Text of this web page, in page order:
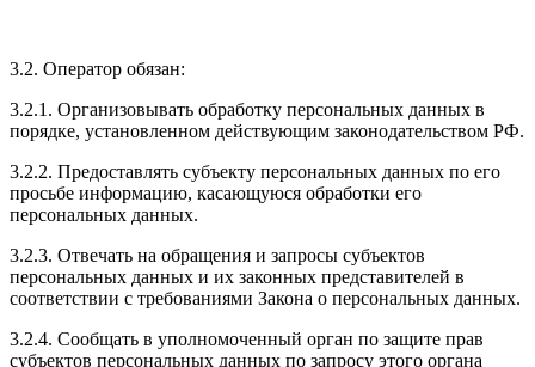
3.2. Оператор обязан:
3.2.1. Организовывать обработку персональных данных в
порядке, установленном действующим законодательством РФ.
3.2.2. Предоставлять субъекту персональных данных по его
просьбе информацию, касающуюся обработки его
персональных данных.
3.2.3. Отвечать на обращения и запросы субъектов
персональных данных и их законных представителей в
соответствии с требованиями Закона о персональных данных.
3.2.4. Сообщать в уполномоченный орган по защите прав
субъектов персональных данных по запросу этого органа